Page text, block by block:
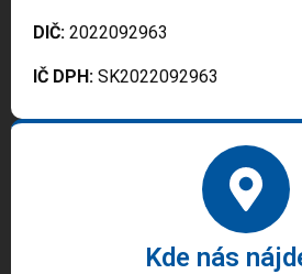
DIČ: 2022092963
IČ DPH: SK2022092963
Kde nás